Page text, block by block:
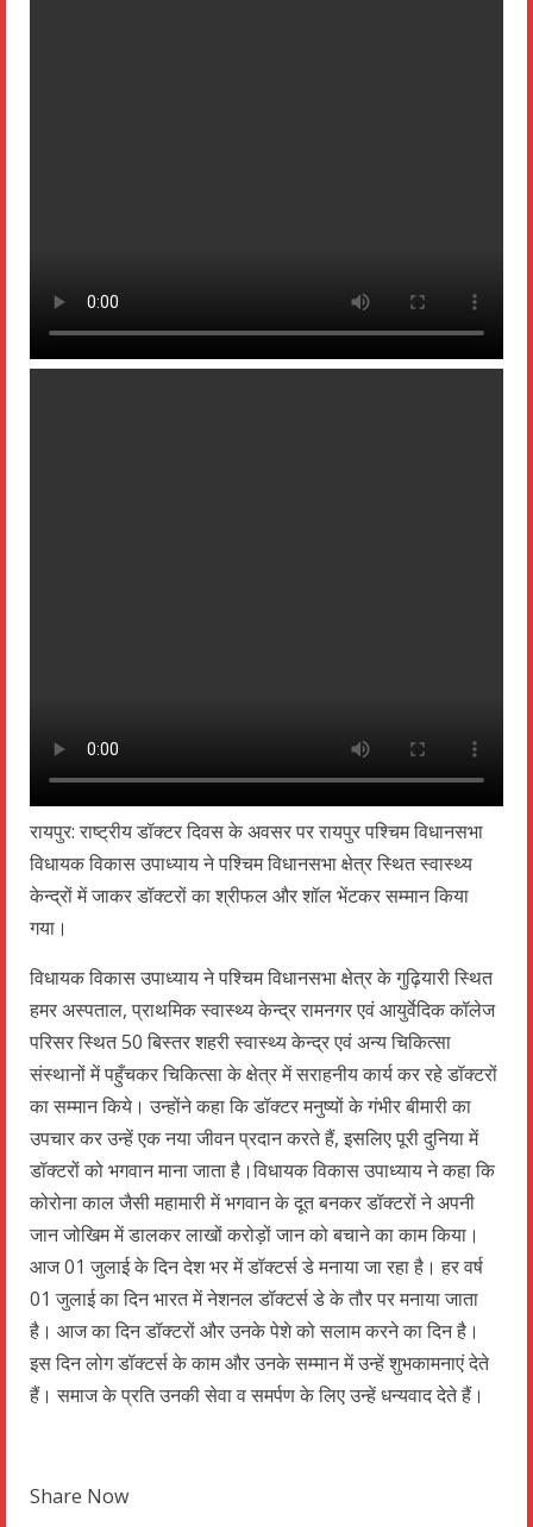
रायपुर: राष्ट्रीय डॉक्टर दिवस के अवसर पर रायपुर पश्चिम विधानसभा
विधायक विकास उपाध्याय ने पश्चिम विधानसभा क्षेत्र स्थित स्वास्थ्य
केन्द्रों में जाकर डॉक्टरों का श्रीफल और शॉल भेंटकर सम्मान किया
गया।
विधायक विकास उपाध्याय ने पश्चिम विधानसभा क्षेत्र के गुढ़ियारी स्थित
हमर अस्पताल, प्राथमिक स्वास्थ्य केन्द्र रामनगर एवं आयुर्वेदिक कॉलेज
परिसर स्थित 50 बिस्तर शहरी स्वास्थ्य केन्द्र एवं अन्य चिकित्सा
संस्थानों में पहुँचकर चिकित्सा के क्षेत्र में सराहनीय कार्य कर रहे डॉक्टरों
का सम्मान किये। उन्होंने कहा कि डॉक्टर मनुष्यों के गंभीर बीमारी का
उपचार कर उन्हें एक नया जीवन प्रदान करते हैं, इसलिए पूरी दुनिया में
डॉक्टरों को भगवान माना जाता है।विधायक विकास उपाध्याय ने कहा कि
कोरोना काल जैसी महामारी में भगवान के दूत बनकर डॉक्टरों ने अपनी
जान जोखिम में डालकर लाखों करोड़ों जान को बचाने का काम किया।
आज 01 जुलाई के दिन देश भर में डॉक्टर्स डे मनाया जा रहा है। हर वर्ष
01 जुलाई का दिन भारत में नेशनल डॉक्टर्स डे के तौर पर मनाया जाता
है। आज का दिन डॉक्टरों और उनके पेशे को सलाम करने का दिन है।
इस दिन लोग डॉक्टर्स के काम और उनके सम्मान में उन्हें शुभकामनाएं देते
हैं। समाज के प्रति उनकी सेवा व समर्पण के लिए उन्हें धन्यवाद देते हैं।
Share Now